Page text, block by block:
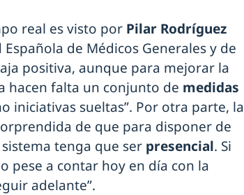
real es visto por Pilar Rodríguez
de Médicos Generales y de
positiva, aunque para mejorar la
hacen falta un conjunto de medidas
iniciativas sueltas”. Por otra parte, la
de que para disponer de
tenga que ser presencial. Si
pese a contar hoy en día con la
adelante”.